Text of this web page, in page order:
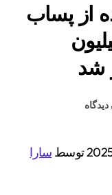
از پساب
خام؛ ۳۲۰ میلیون
شد
سارا